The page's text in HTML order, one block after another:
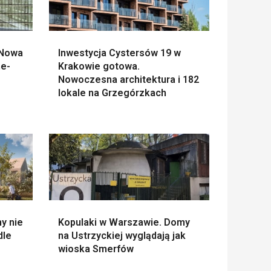
Inwestycja Cystersów 19 w
Krakowie gotowa.
Nowoczesna architektura i 182
lokale na Grzegórzkach
nie
Kopulaki w Warszawie. Domy
na Ustrzyckiej wyglądają jak
wioska Smerfów